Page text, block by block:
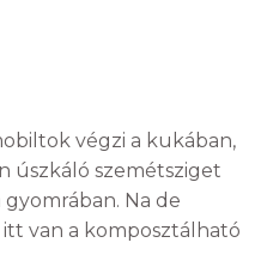
végzi a kukában,
úszkáló szemétsziget
Na de
van a komposztálható